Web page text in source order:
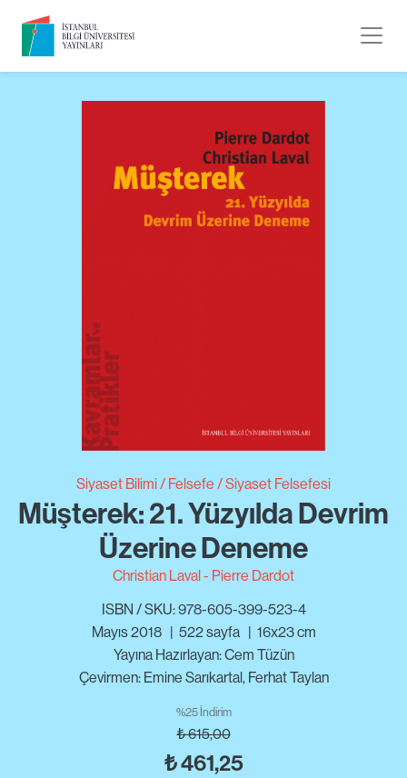
Siyaset Bilimi Felsefe Siyaset Felsefesi
Müşterek: 21. Yüzyılda Devrim
Üzerine Deneme
Christian Laval
Pierre Dardot
ISBN / SKU: 978-605-399-523-4
Mayıs 2018 | 522sayfa | 16x23 cm
Yayına Hazırlayan: Cem Tüzün
Çevirmen: Emine Sarıkartal, Ferhat Taylan
%25 İndirim
₺615,00
₺461,25